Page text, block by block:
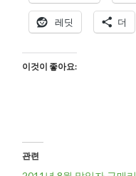
레딧 더
이것이 좋아요:
관련